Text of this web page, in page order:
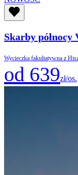
Skarby północy
Wycieczka fakultatywna z
od 639zł/os.